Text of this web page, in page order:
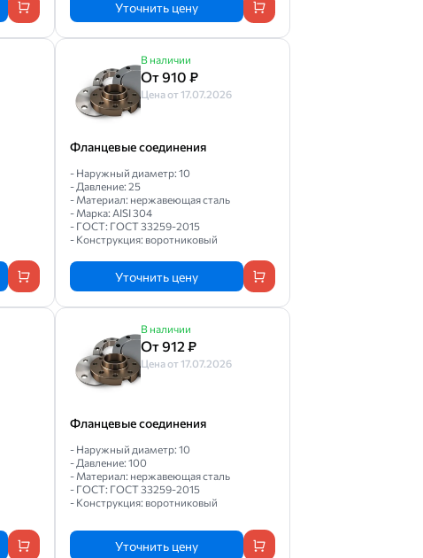
Уточнить цену
В наличии
От 910 ₽
Цена от 17.07.2026
Фланцевые соединения
- Наружный диаметр: 10
- Давление: 25
- Материал: нержавеющая сталь
- Марка: AISI 304
- ГОСТ: ГОСТ 33259-2015
- Конструкция: воротниковый
Уточнить цену
В наличии
От 912 ₽
Цена от 17.07.2026
Фланцевые соединения
- Наружный диаметр: 10
- Давление: 100
- Материал: нержавеющая сталь
- ГОСТ: ГОСТ 33259-2015
- Конструкция: воротниковый
Уточнить цену